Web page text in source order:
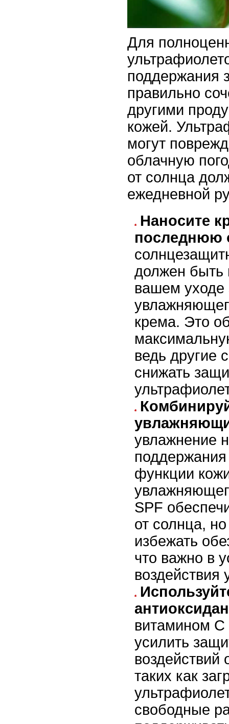
Для
поддержания
правильно
другими
кожей.
могут
облачную
от солнца
ежедневной
Наносите
последнюю
должен быть
вашем уходе
крема. Это
ведь другие
снижать
увлажнение
функции
SPF
от солнца,
избежать
что важно в
воздействия
витамином C
усилить
таких как
свободные